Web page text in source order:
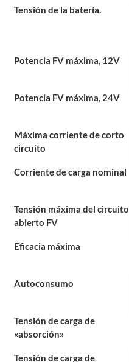
Tensión de la batería.
Potencia FV máxima, 12V
Potencia FV máxima, 24V
Máxima corriente de corto
circuito
Corriente de carga nominal
Tensión máxima del circuito
abierto FV
Eficacia máxima
Autoconsumo
Tensión de carga de
«absorción»
Tensión de carga de